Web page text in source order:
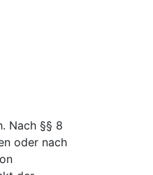
Nach §§ 8
oder nach